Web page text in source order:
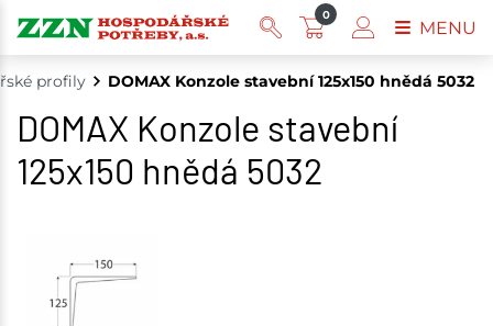
profily DOMAX Konzole stavební 125x150 hnědá 5032
DOMAX Konzole stavební
125x150 hnědá 5032
0
MENU